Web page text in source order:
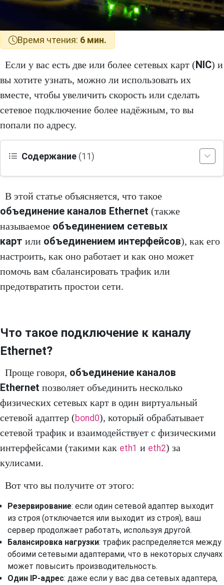
Время чтения: 6 мин.
Если у вас есть две или более сетевых карт (NIC) и
вы хотите узнать, можно ли использовать их
вместе, чтобы увеличить скорость или сделать
сетевое подключение более надёжным, то вы
попали по адресу.
Содержание (11)
В этой статье объясняется, что такое
объединение каналов Ethernet (также
называемое объединением сетевых
карт или объединением интерфейсов), как его
настроить, как оно работает и как оно может
помочь вам сбалансировать трафик или
предотвратить простои сети.
Что такое подключение к каналу
Ethernet?
Проще говоря, объединение каналов
Ethernet позволяет объединить несколько
физических сетевых карт в один виртуальный
сетевой адаптер (bond0), который обрабатывает
сетевой трафик и взаимодействует с физическими
интерфейсами (такими как eth1 и eth2) за
кулисами.
Вот что вы получите от этого:
Резервирование: если один сетевой адаптер выходит
из строя (отключается или выходит из строя), ваш
сервер продолжает работать, используя другой.
Балансировка нагрузки: трафик распределяется между
обоими сетевыми адаптерами, что в некоторых случаях
может повысить производительность.
Один IP-адрес: даже если у вас два сетевых адаптера,